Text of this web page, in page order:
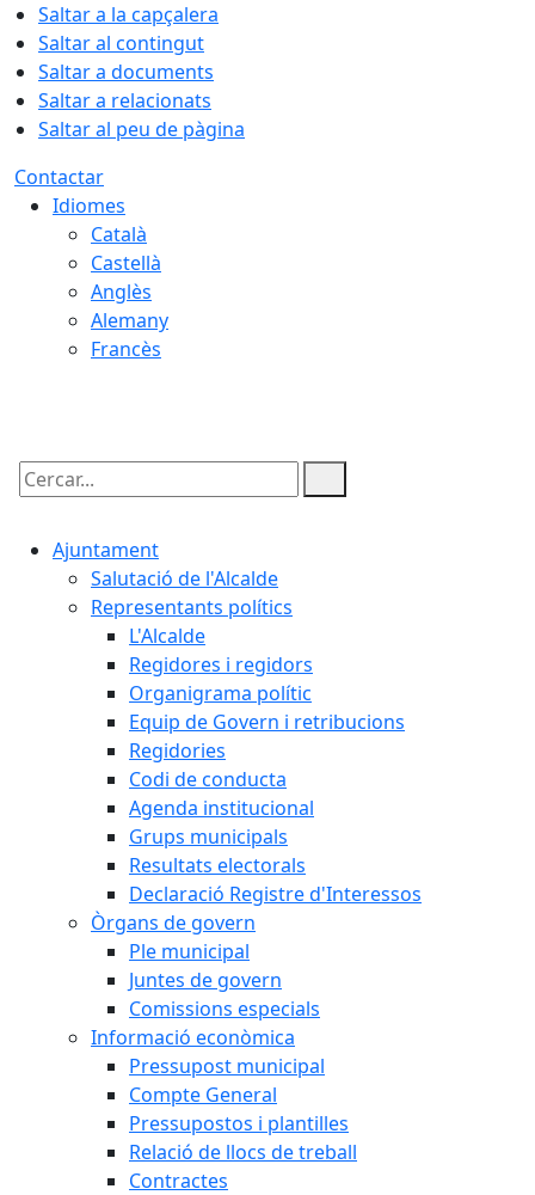
Saltar a la capçalera
Saltar al contingut
Saltar a documents
Saltar a relacionats
Saltar al peu de pàgina
Contactar
Idiomes
Català
Castellà
Anglès
Alemany
Francès
Cercar:
Ajuntament
Salutació de l'Alcalde
Representants polítics
L'Alcalde
Regidores i regidors
Organigrama polític
Equip de Govern i retribucions
Regidories
Codi de conducta
Agenda institucional
Grups municipals
Resultats electorals
Declaració Registre d'Interessos
Òrgans de govern
Ple municipal
Juntes de govern
Comissions especials
Informació econòmica
Pressupost municipal
Compte General
Pressupostos i plantilles
Relació de llocs de treball
Contractes